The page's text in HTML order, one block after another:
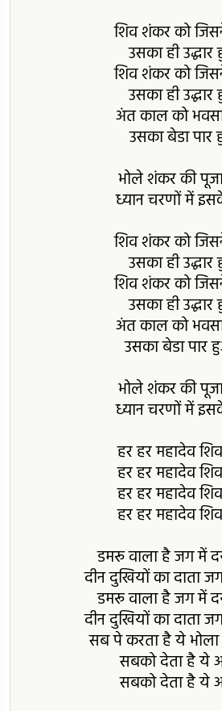
शिव शंकर को
उसका ही
शिव शंकर को
उसका ही
अंत काल को
उसका बेडा
भोले शंकर की
ध्यान चरणों में
शिव शंकर को
उसका ही
शिव शंकर को
उसका ही
अंत काल को
उसका बेडा पार
भोले शंकर की
ध्यान चरणों में
हर हर महादेव
हर हर महादेव
हर हर महादेव
हर हर महादेव
डमरू वाला है जग में
दीन दुखियों का दाता
डमरू वाला है जग में
दीन दुखियों का दाता
सब पे करता है ये
सबको देता है ये
सबको देता है ये